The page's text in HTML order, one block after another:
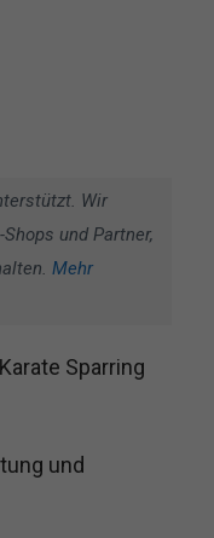
Wir
und Partner,
Mehr
Sparring
und